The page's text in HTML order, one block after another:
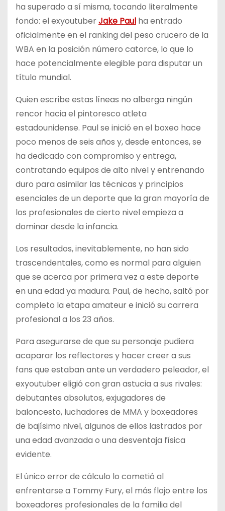
ha superado a sí misma, tocando literalmente
fondo: el exyoutuberJake Paul ha entrado
oficialmente en el ranking del peso crucero de la
WBA en la posición número catorce, lo que lo
hace potencialmente elegible para disputar un
título mundial.
Quien escribe estas líneas no alberga ningún
rencor hacia el pintoresco atleta
estadounidense. Paul se inició en el boxeo hace
poco menos de seis años y, desde entonces, se
ha dedicado con compromiso y entrega,
contratando equipos de alto nivel y entrenando
duro para asimilar las técnicas y principios
esenciales de un deporte que la gran mayoría de
los profesionales de cierto nivel empieza a
dominar desde la infancia.
Los resultados, inevitablemente, no han sido
trascendentales, como es normal para alguien
que se acerca por primera vez a este deporte
en una edad ya madura. Paul, de hecho, saltó por
completo la etapa amateur e inició su carrera
profesional a los 23 años.
Para asegurarse de que su personaje pudiera
acaparar los reflectores y hacer creer a sus
fans que estaban ante un verdadero peleador, el
exyoutuber eligió con gran astucia a sus rivales:
debutantes absolutos, exjugadores de
baloncesto, luchadores de MMA y boxeadores
de bajísimo nivel, algunos de ellos lastrados por
una edad avanzada o una desventaja física
evidente.
El único error de cálculo lo cometió al
enfrentarse a Tommy Fury, el más flojo entre los
boxeadores profesionales de la familia del